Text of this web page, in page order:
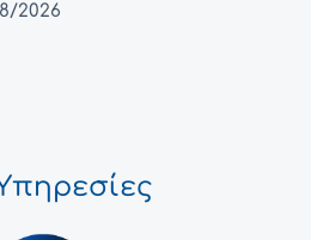
2026